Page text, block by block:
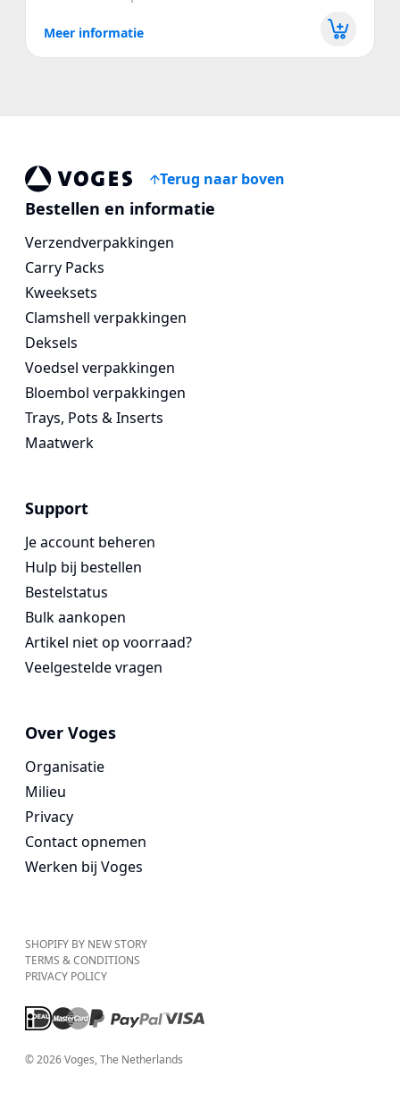
Meer informatie
Voges Online Store
Terug naar boven
Bestellen en informatie
Verzendverpakkingen
Carry Packs
Kweeksets
Clamshell verpakkingen
Deksels
Voedsel verpakkingen
Bloembol verpakkingen
Trays, Pots & Inserts
Maatwerk
Support
Je account beheren
Hulp bij bestellen
Bestelstatus
Bulk aankopen
Artikel niet op voorraad?
Veelgestelde vragen
Over Voges
Organisatie
Milieu
Privacy
Contact opnemen
Werken bij Voges
SHOPIFY BY NEW STORY
TERMS & CONDITIONS
PRIVACY POLICY
©2026Voges, The Netherlands